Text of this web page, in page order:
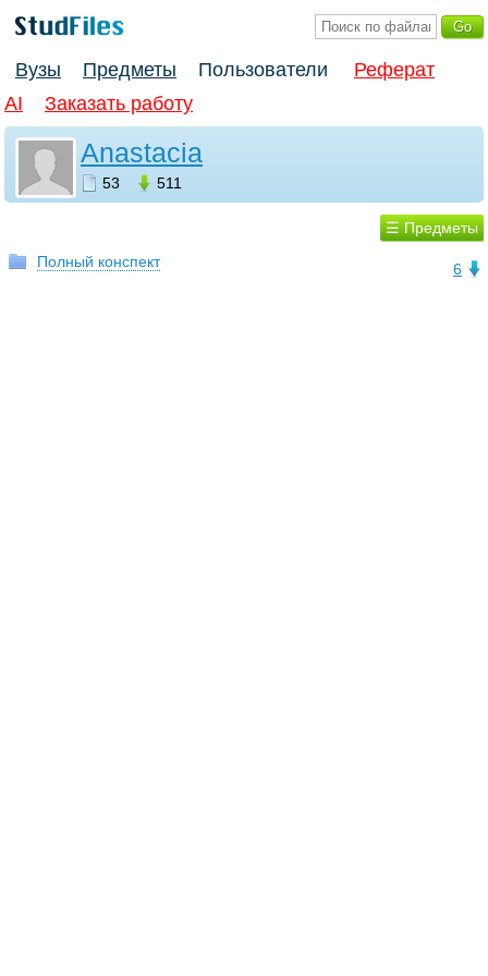
Вузы Предметы Пользователи
Реферат
AI
Заказать работу
Anastacia
53 511
☰ Предметы
6
Полный конспект